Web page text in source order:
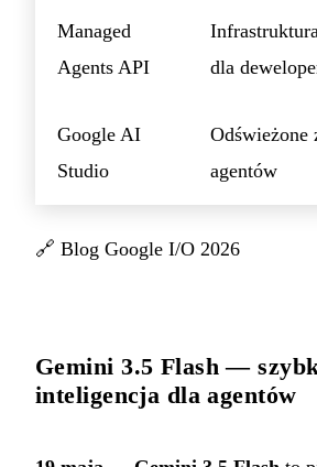
Managed
Agents API
dla
Google AI
Studio
Odświeżone
agentów
🔗 Blog Google I/O 2026
Gemini 3.5 Flash —
inteligencja dla agentów